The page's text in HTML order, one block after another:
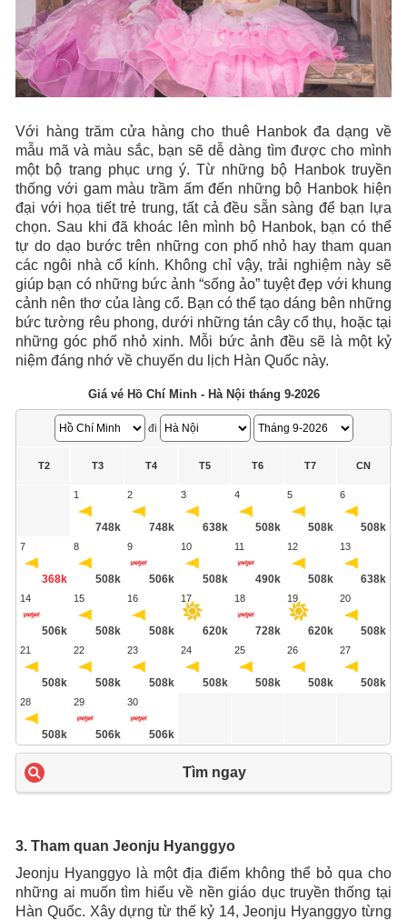
Với hàng trăm cửa hàng cho thuê Hanbok đa dạng về
mẫu mã và màu sắc, bạn sẽ dễ dàng tìm được cho mình
một bộ trang phục ưng ý. Từ những bộ Hanbok truyền
thống với gam màu trầm ấm đến những bộ Hanbok hiện
đại với họa tiết trẻ trung, tất cả đều sẵn sàng để bạn lựa
chọn. Sau khi đã khoác lên mình bộ Hanbok, bạn có thể
tự do dạo bước trên những con phố nhỏ hay tham quan
các ngôi nhà cổ kính. Không chỉ vậy, trải nghiệm này sẽ
giúp bạn có những bức ảnh “sống ảo” tuyệt đẹp với khung
cảnh nên thơ của làng cổ. Bạn có thể tạo dáng bên những
bức tường rêu phong, dưới những tán cây cổ thụ, hoặc tại
những góc phố nhỏ xinh. Mỗi bức ảnh đều sẽ là một kỷ
niệm đáng nhớ về chuyến du lịch Hàn Quốc này.
Giá vé Hồ Chí Minh - Hà Nội tháng 9-2026
đi
T2 T3 T4 T5 T6 T7 CN
1
748k
2
748k
3
638k
4
508k
5
508k
6
508k
7
368k
8
508k
9
506k
10
508k
11
490k
12
508k
13
638k
14
506k
15
508k
16
508k
17
620k
18
728k
19
620k
20
508k
21
508k
22
508k
23
508k
24
508k
25
508k
26
508k
27
508k
28
508k
29
506k
30
506k
Tìm ngay
3. Tham quan Jeonju Hyanggyo
Jeonju Hyanggyo là một địa điểm không thể bỏ qua cho
những ai muốn tìm hiểu về nền giáo dục truyền thống tại
Hàn Quốc. Xây dựng từ thế kỷ 14, Jeonju Hyanggyo từng